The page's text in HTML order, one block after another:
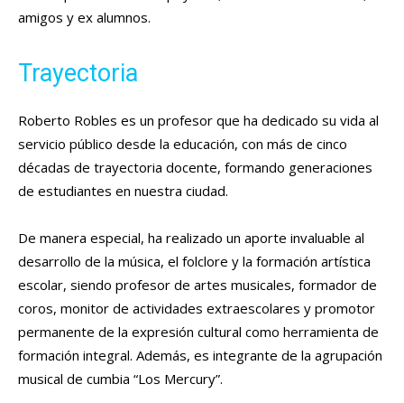
amigos y ex alumnos.
Trayectoria
Roberto Robles es un profesor que ha dedicado su vida al
servicio público desde la educación, con más de cinco
décadas de trayectoria docente, formando generaciones
de estudiantes en nuestra ciudad.
De manera especial, ha realizado un aporte invaluable al
desarrollo de la música, el folclore y la formación artística
escolar, siendo profesor de artes musicales, formador de
coros, monitor de actividades extraescolares y promotor
permanente de la expresión cultural como herramienta de
formación integral. Además, es integrante de la agrupación
musical de cumbia “Los Mercury”.